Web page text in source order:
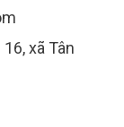
xã Tân